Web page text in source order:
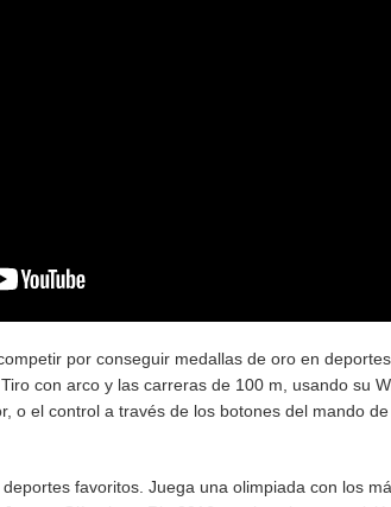
por conseguir medallas de oro en
con arco y las carreras de 100 m, usando su
o el control a través de los botones del mando
favoritos. Juega una olimpiada con los